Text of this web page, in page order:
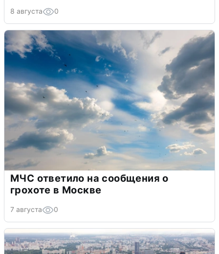
8 августа 0
МЧС ответило на сообщения о
грохоте в Москве
7 августа 0